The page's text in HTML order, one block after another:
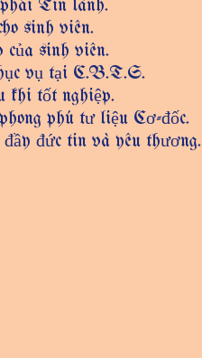
Tin lành.
sinh viên.
sinh viên.
vụ tại C.B.T.S.
khi tốt nghiệp.
phú tư liệu Cơ-đốc.
đức tin và yêu thương.